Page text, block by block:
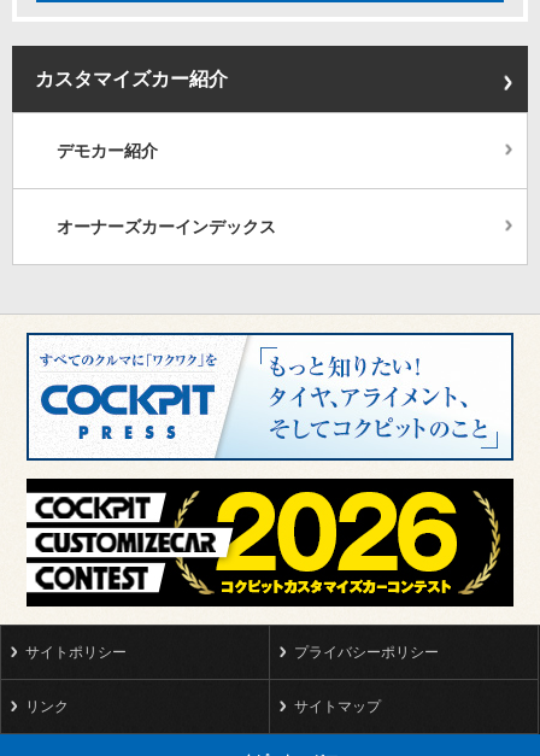
カスタマイズカー紹介
デモカー紹介
オーナーズカーインデックス
サイトポリシー プライバシーポリシー
リンク サイトマップ